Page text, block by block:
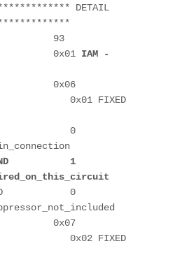
DETAIL
93
0x01 IAM -
0x06
IND           1
0x07